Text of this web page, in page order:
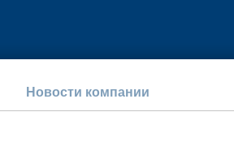
Новости компании